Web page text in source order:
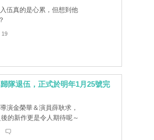
伍真的是心累，但想到他
19
隊退伍，正式於明年1月25號完
演金榮華＆演員薛耿求，
的新作更是令人期待呢～